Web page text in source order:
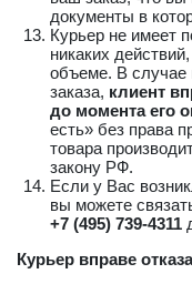
документы в
Курьер не имеет
никаких
объеме. В случае
заказа, клиент
до момента его
есть» без права
товара
закону РФ.
Если у Вас
вы можете
+7 (495) 739-4311
Курьер вправе